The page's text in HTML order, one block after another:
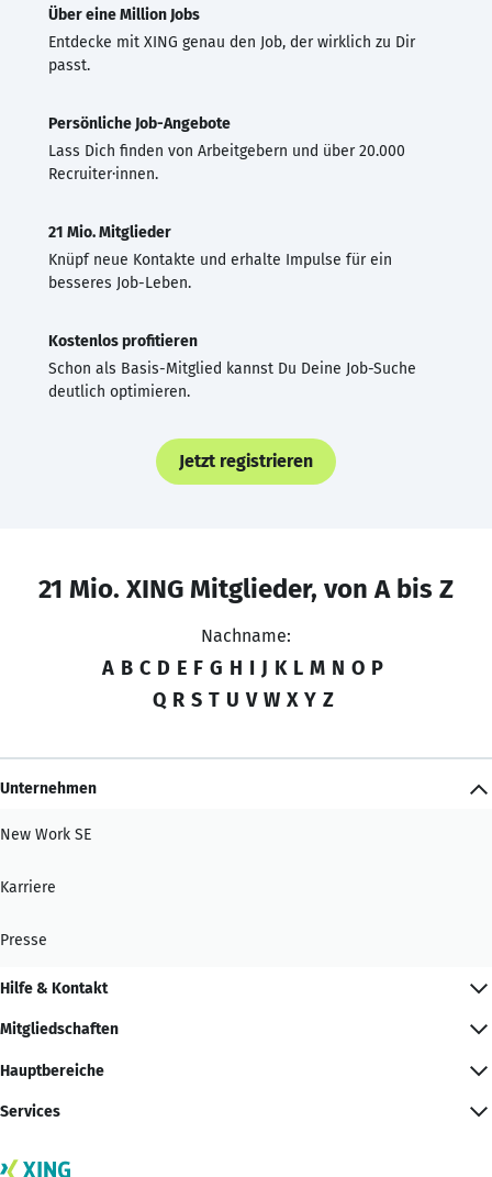
Über eine Million Jobs
Entdecke mit XING genau den Job, der wirklich zu Dir
passt.
Persönliche Job-Angebote
Lass Dich finden von Arbeitgebern und über 20.000
Recruiter·innen.
21 Mio. Mitglieder
Knüpf neue Kontakte und erhalte Impulse für ein
besseres Job-Leben.
Kostenlos profitieren
Schon als Basis-Mitglied kannst Du Deine Job-Suche
deutlich optimieren.
Jetzt registrieren
21 Mio. XING Mitglieder, von A bis Z
Nachname:
A B C D E F G H I J K L M N O P
Q R S T U V W X Y Z
Unternehmen
New Work SE
Karriere
Presse
Hilfe & Kontakt
Mitgliedschaften
Hauptbereiche
Services